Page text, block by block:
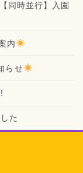
同時並行】入園
内
らせ
た